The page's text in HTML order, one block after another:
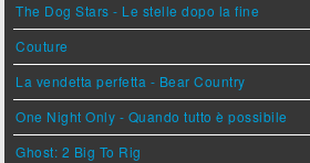
The Dog Stars - Le stelle dopo la fine
Couture
La vendetta perfetta - Bear Country
One Night Only - Quando tutto è possibile
Ghost: 2 Big To Rig